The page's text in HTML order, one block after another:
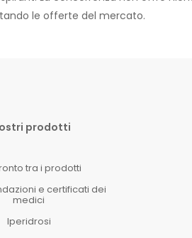
le offerte del mercato.
prodotti
tra i prodotti
e certificati dei
medici
Iperidrosi